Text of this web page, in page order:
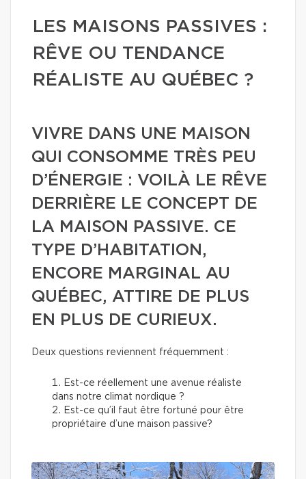
LES MAISONS PASSIVES :
RÊVE OU TENDANCE
RÉALISTE AU QUÉBEC ?
VIVRE DANS UNE MAISON
QUI CONSOMME TRÈS PEU
D’ÉNERGIE : VOILÀ LE RÊVE
DERRIÈRE LE CONCEPT DE
LA MAISON PASSIVE. CE
TYPE D’HABITATION,
ENCORE MARGINAL AU
QUÉBEC, ATTIRE DE PLUS
EN PLUS DE CURIEUX.
Deux questions reviennent fréquemment :
Est-ce réellement une avenue réaliste
dans notre climat nordique ?
Est-ce qu’il faut être fortuné pour être
propriétaire d’une maison passive?